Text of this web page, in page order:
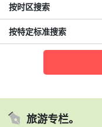
按时区搜索
按特定标准搜索
旅游专栏。